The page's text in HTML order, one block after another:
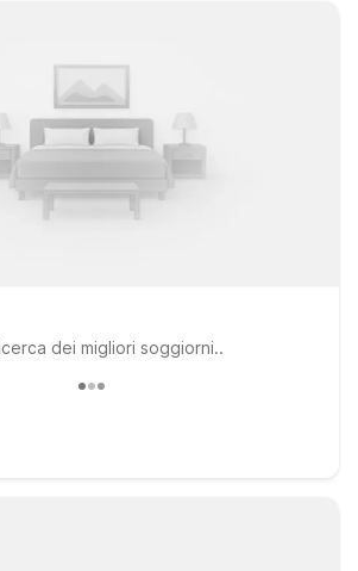
dei migliori soggiorni..